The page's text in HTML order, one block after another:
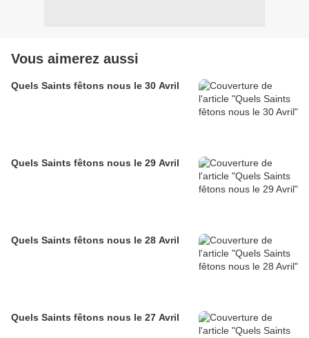
Vous aimerez aussi
Quels Saints fêtons nous le 30 Avril
Quels Saints fêtons nous le 29 Avril
Quels Saints fêtons nous le 28 Avril
Quels Saints fêtons nous le 27 Avril